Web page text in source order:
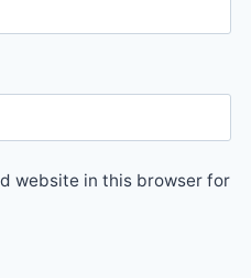
website in this browser for